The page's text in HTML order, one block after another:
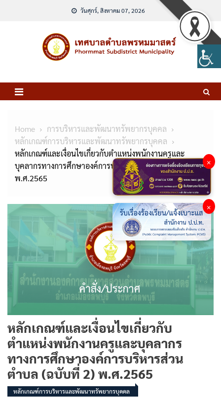
วันศุกร์, สิงหาคม 07, 2026
Home
การบริหารและพัฒนาทรัพยากรบุคคล
หลักเกณฑ์การบริหารและพัฒนาทรัพยากรบุคคล
หลักเกณฑ์และเงื่อนไขเกี่ยวกับตำแหน่งพนักงานครูและ
บุคลากรทางการศึกษาองค์การบริหารส่วนตำบล (ฉบับที่ 2)
พ.ศ.2565
หลักเกณฑ์และเงื่อนไขเกี่ยวกับ
ตำแหน่งพนักงานครูและบุคลากร
ทางการศึกษาองค์การบริหารส่วน
ตำบล (ฉบับที่ 2) พ.ศ.2565
หลักเกณฑ์การบริหารและพัฒนาทรัพยากรบุคคล
×
×